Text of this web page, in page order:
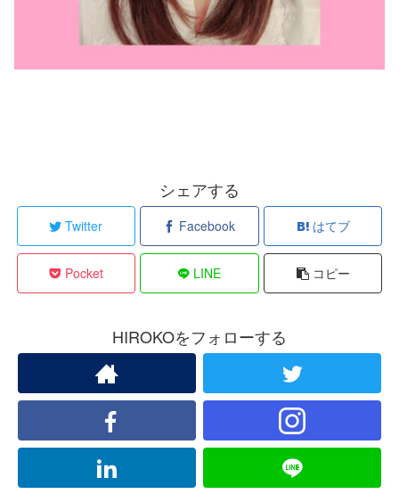
シェアする
Twitter Facebook はてブ
Pocket LINE コピー
HIROKOをフォローする